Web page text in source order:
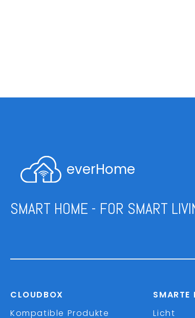
everHome
SMART HOME - FOR SMART
CLOUDBOX
Kompatible Produkte
SMARTE
Licht